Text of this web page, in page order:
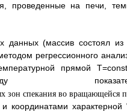
проведенные на печи,
данных (массив состоял
регрессионного
прямой
координатами